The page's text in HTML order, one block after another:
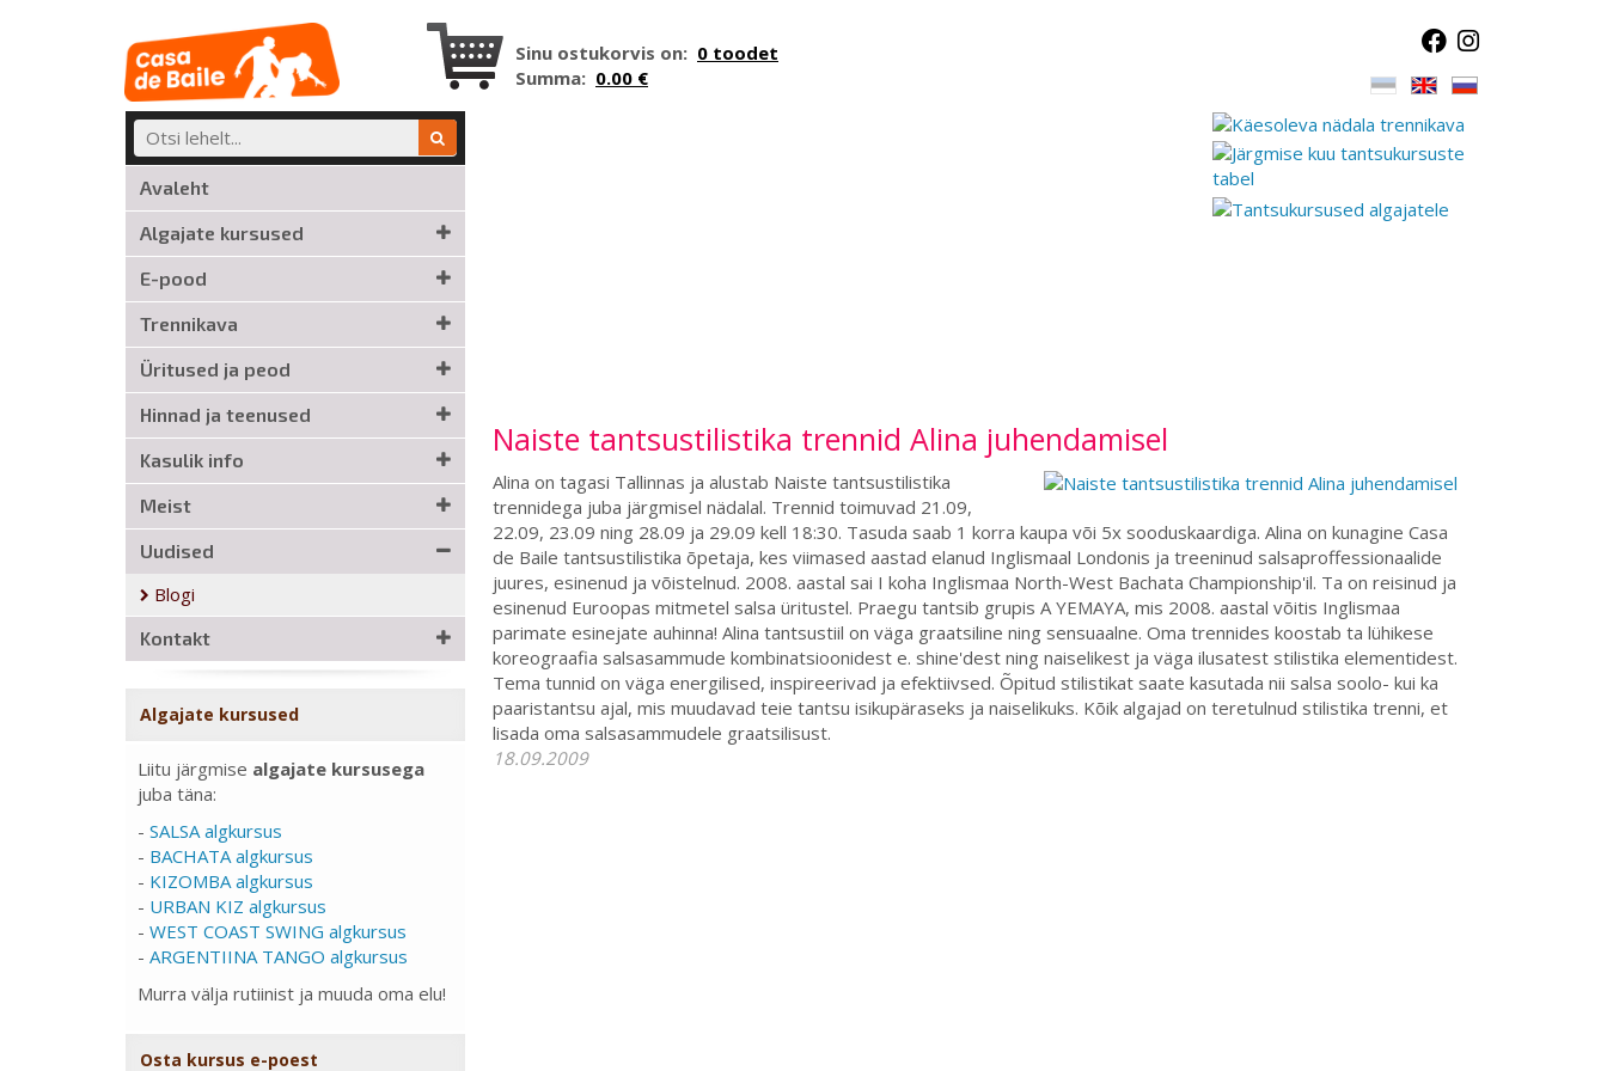
Sinu ostukorvis on: 0 toodet
Summa: 0.00 €
Avaleht
Algajate kursused
E-pood
Trennikava
Üritused ja peod
Hinnad ja teenused
Kasulik info
Meist
Uudised
Blogi
Kontakt
Algajate kursused
Liitu järgmise algajate kursusega
juba täna:
- SALSA algkursus
- BACHATA algkursus
- KIZOMBA algkursus
- URBAN KIZ algkursus
- WEST COAST SWING algkursus
- ARGENTIINA TANGO algkursus
Murra välja rutiinist ja muuda oma elu!
Osta kursus e-poest
Naiste tantsustilistika trennid Alina juhendamisel
Alina on tagasi Tallinnas ja alustab Naiste tantsustilistika
trennidega juba järgmisel nädalal. Trennid toimuvad 21.09,
22.09, 23.09 ning 28.09 ja 29.09 kell 18:30. Tasuda saab 1 korra kaupa või 5x sooduskaardiga. Alina on kunagine Casa
de Baile tantsustilistika õpetaja, kes viimased aastad elanud Inglismaal Londonis ja treeninud salsaproffessionaalide
juures, esinenud ja võistelnud. 2008. aastal sai I koha Inglismaa North-West Bachata Championship'il. Ta on reisinud ja
esinenud Euroopas mitmetel salsa üritustel. Praegu tantsib grupis A YEMAYA, mis 2008. aastal võitis Inglismaa
parimate esinejate auhinna! Alina tantsustiil on väga graatsiline ning sensuaalne. Oma trennides koostab ta lühikese
koreograafia salsasammude kombinatsioonidest e. shine'dest ning naiselikest ja väga ilusatest stilistika elementidest.
Tema tunnid on väga energilised, inspireerivad ja efektiivsed. Õpitud stilistikat saate kasutada nii salsa soolo- kui ka
paaristantsu ajal, mis muudavad teie tantsu isikupäraseks ja naiselikuks. Kõik algajad on teretulnud stilistika trenni, et
lisada oma salsasammudele graatsilisust.
18.09.2009